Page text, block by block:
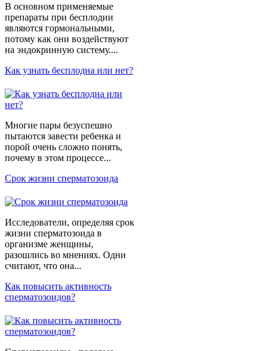
В основном применяемые
препараты при бесплодии
являются гормональными,
потому как они воздействуют
на эндокринную систему....
Как узнать бесплодна или нет?
Многие пары безуспешно
пытаются завести ребенка и
порой очень сложно понять,
почему в этом процессе...
Срок жизни сперматозоида
Исследователи, определяя срок
жизни сперматозоида в
организме женщины,
разошлись во мнениях. Одни
считают, что она...
Как повысить активность
сперматозоидов?